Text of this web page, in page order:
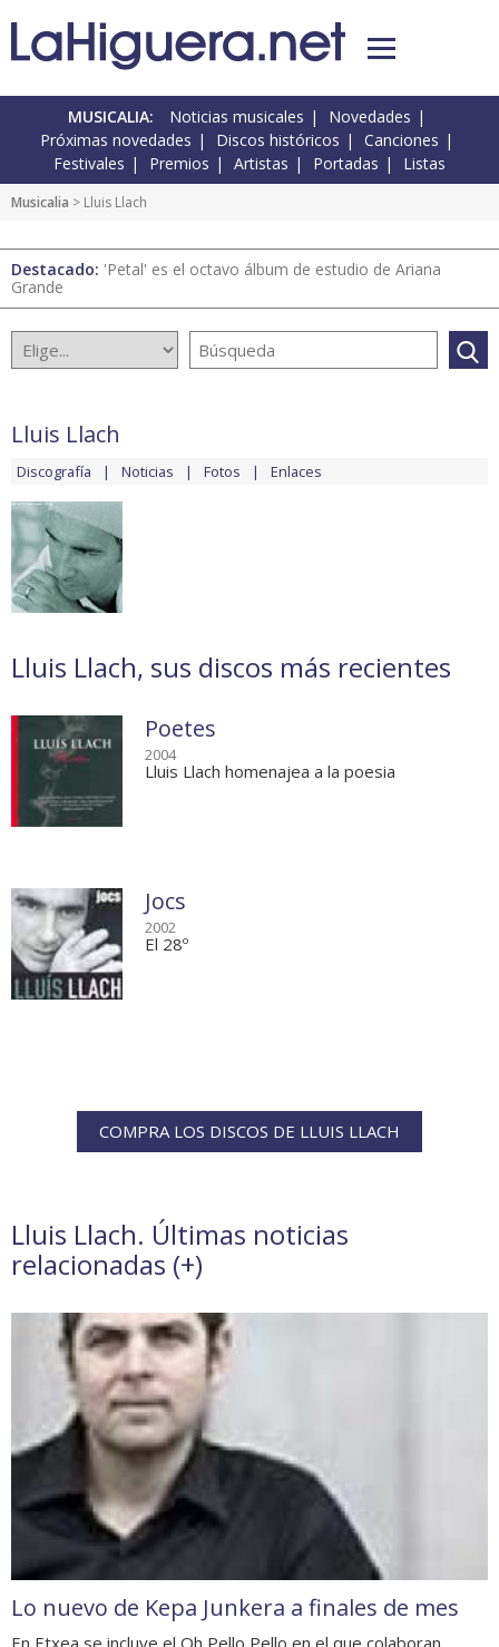
MUSICALIA: Noticias musicales
Novedades
Próximas novedades
Discos históricos
Canciones
Festivales
Premios Artistas Portadas Listas
Musicalia > Lluis Llach
Destacado: 'Petal' es el octavo álbum de estudio de Ariana
Grande
Lluis Llach
Discografía Noticias Fotos Enlaces
Lluis Llach, sus discos más recientes
Poetes
2004
Lluis Llach homenajea a la poesia
Jocs
2002
El 28º
COMPRA LOS DISCOS DE LLUIS LLACH
Lluis Llach. Últimas noticias
relacionadas (+)
Lo nuevo de Kepa Junkera a finales de mes
En Etxea se incluye el Oh Pello Pello en el que colaboran